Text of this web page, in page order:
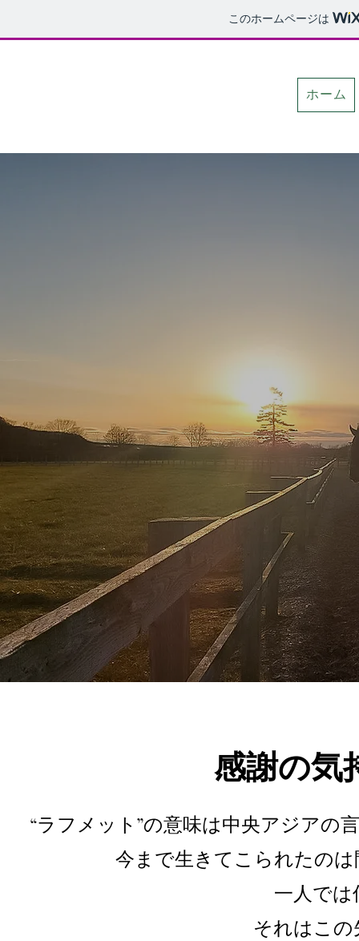
このホームページは
ホーム
感謝の気
“ラフメット”の意味は中央アジアの
今まで生きてこられたの
一人で
それはこ